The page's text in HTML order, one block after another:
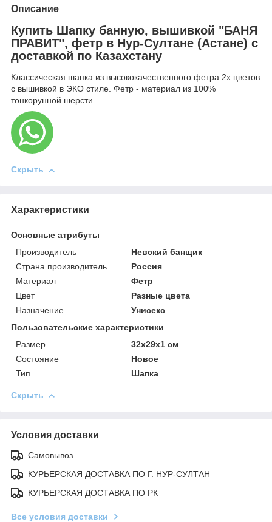
Описание
Купить Шапку банную, вышивкой "БАНЯ
ПРАВИТ", фетр в Нур-Султане (Астане) с
доставкой по Казахстану
Классическая шапка из высококачественного фетра 2х цветов
с вышивкой в ЭКО стиле. Фетр - материал из 100%
тонкорунной шерсти.
Скрыть
Характеристики
Основные атрибуты
Производитель
Невский банщик
Страна производитель
Россия
Материал
Фетр
Цвет
Разные цвета
Назначение
Унисекс
Пользовательские характеристики
Размер
32х29х1 см
Состояние
Новое
Тип
Шапка
Скрыть
Условия доставки
Самовывоз
КУРЬЕРСКАЯ ДОСТАВКА ПО Г. НУР-СУЛТАН
КУРЬЕРСКАЯ ДОСТАВКА ПО РК
Все условия доставки